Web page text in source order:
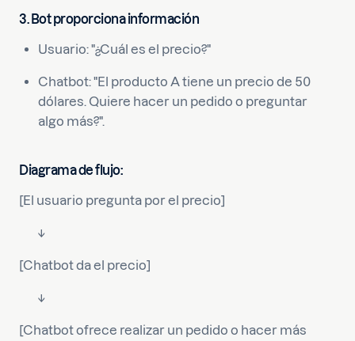
3. Bot proporciona información
Usuario: "¿Cuál es el precio?"
Chatbot: "El producto A tiene un precio de 50
dólares. Quiere hacer un pedido o preguntar
algo más?".
Diagrama de flujo:
[El usuario pregunta por el precio]
↓
[Chatbot da el precio]
↓
[Chatbot ofrece realizar un pedido o hacer más